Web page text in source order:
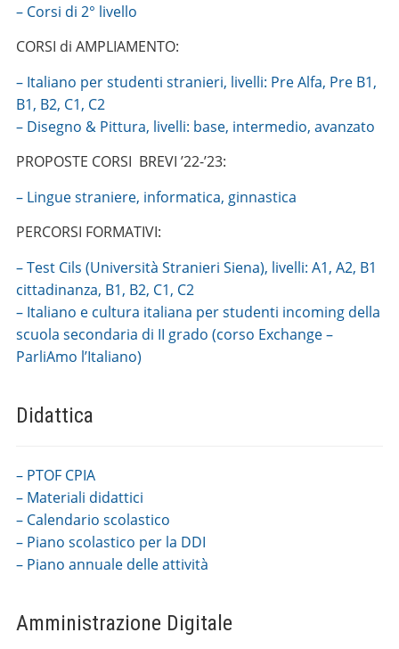
– Corsi di 2° livello
CORSI di AMPLIAMENTO:
– Italiano per studenti stranieri, livelli: Pre Alfa, Pre B1,
B1, B2, C1, C2
– Disegno & Pittura, livelli: base, intermedio, avanzato
PROPOSTE CORSI BREVI ’22-’23:
– Lingue straniere, informatica, ginnastica
PERCORSI FORMATIVI:
– Test Cils (Università Stranieri Siena), livelli: A1, A2, B1
cittadinanza, B1, B2, C1, C2
– Italiano e cultura italiana per studenti incoming della
scuola secondaria di II grado (corso Exchange –
ParliAmo l’Italiano)
Didattica
– PTOF CPIA
– Materiali didattici
– Calendario scolastico
– Piano scolastico per la DDI
– Piano annuale delle attività
Amministrazione Digitale